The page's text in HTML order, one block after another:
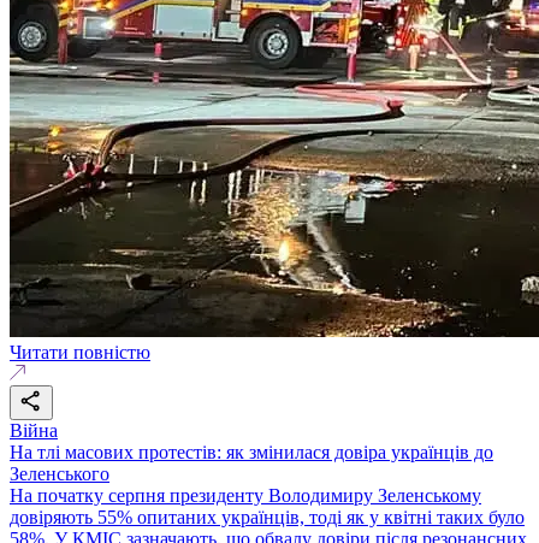
Читати повністю
Війна
На тлі масових протестів: як змінилася довіра українців до
Зеленського
На початку серпня президенту Володимиру Зеленському
довіряють 55% опитаних українців, тоді як у квітні таких було
58%. У КМІС зазначають, що обвалу довіри після резонансних